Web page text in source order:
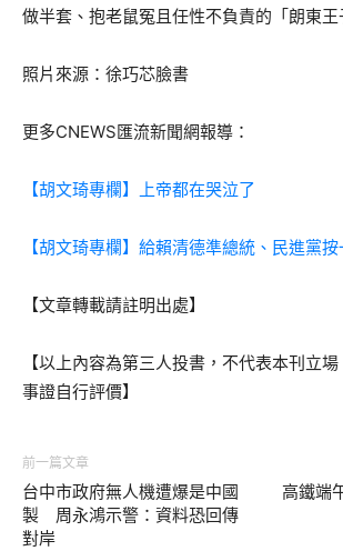
做半套、抱老鼠冤且任性不負責的「朗東王
照片來源：徐巧芯臉書
更多CNEWS匯流新聞網報導：
【胡文琦專欄】上帝都在哭泣了
【胡文琦專欄】給賴清德準總統、民進黨
【文章轉載請註明出處】
【以上內容為第三人投書，不代表本刊立
事證自行評價】
前一篇文章
台中市政府無人機遭爆是中國
製 周永鴻示警：資料恐回傳
對岸
高鐵端